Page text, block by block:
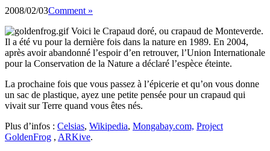
2008/02/03Comment »
Voici le Crapaud doré, ou crapaud de Monteverde.
Il a été vu pour la dernière fois dans la nature en 1989. En 2004,
après avoir abandonné l’espoir d’en retrouver, l’Union Internationale
pour la Conservation de la Nature a déclaré l’espèce éteinte.
La prochaine fois que vous passez à l’épicerie et qu’on vous donne
un sac de plastique, ayez une petite pensée pour un crapaud qui
vivait sur Terre quand vous êtes nés.
Plus d’infos : Celsias, Wikipedia, Mongabay.com, Project
GoldenFrog , ARKive.